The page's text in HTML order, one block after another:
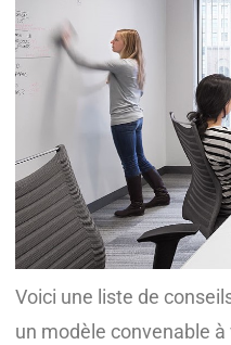
Voici une liste de
un modèle convenable à